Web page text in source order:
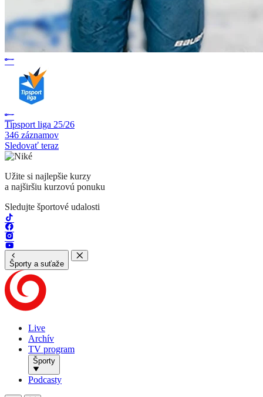
Tipsport liga 25/26
346 záznamov
Sledovať teraz
Užite si najlepšie kurzy
a najširšiu kurzovú ponuku
Sledujte športové udalosti
Športy a suťaže
Live
Archív
TV program
Športy
Podcasty